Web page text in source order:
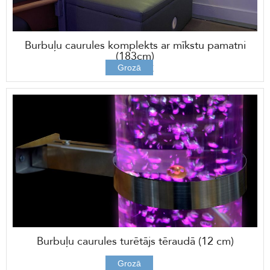
Burbuļu caurules komplekts ar mīkstu pamatni
(183cm)
956,00 €
Grozā
Burbuļu caurules turētājs tēraudā (12 cm)
49,00 €
Grozā